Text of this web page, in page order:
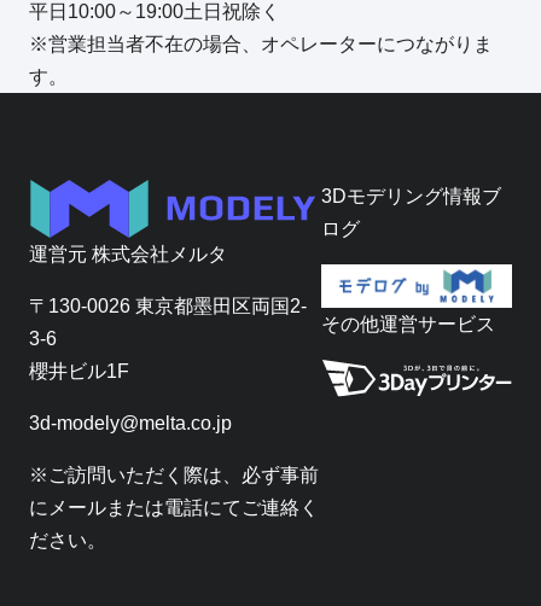
平日10:00～19:00土日祝除く
※営業担当者不在の場合、オペレーターにつながりま
す。
運営元 株式会社メルタ
〒130-0026 東京都墨田区両国2-
3-6
櫻井ビル1F
3d-modely@melta.co.jp
※ご訪問いただく際は、必ず事前
にメールまたは電話にてご連絡く
ださい。
3Dモデリング情報ブ
ログ
その他運営サービス